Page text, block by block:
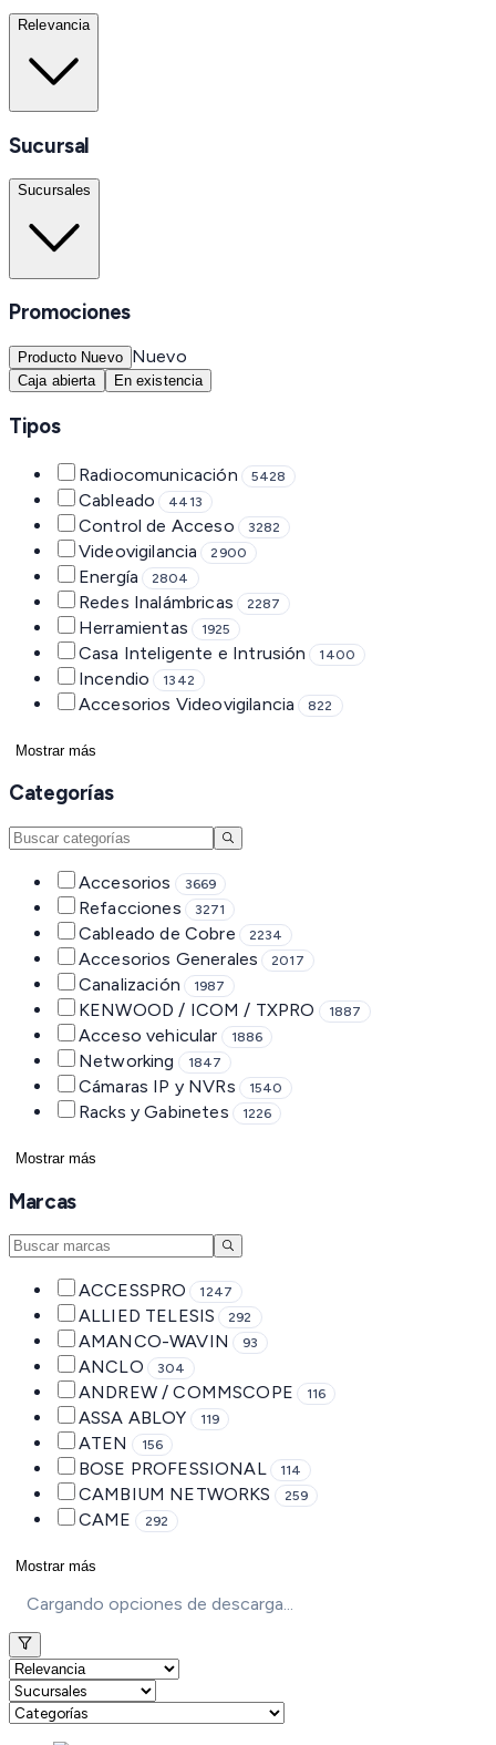
Relevancia
Sucursal
Sucursales
Promociones
Producto Nuevo Nuevo
Caja abierta En existencia
Tipos
Radiocomunicación 5428
Cableado 4413
Control de Acceso 3282
Videovigilancia 2900
Energía 2804
Redes Inalámbricas 2287
Herramientas 1925
Casa Inteligente e Intrusión 1400
Incendio 1342
Accesorios Videovigilancia 822
Mostrar más
Categorías
Accesorios 3669
Refacciones 3271
Cableado de Cobre 2234
Accesorios Generales 2017
Canalización 1987
KENWOOD / ICOM / TXPRO 1887
Acceso vehicular 1886
Networking 1847
Cámaras IP y NVRs 1540
Racks y Gabinetes 1226
Mostrar más
Marcas
ACCESSPRO 1247
ALLIED TELESIS 292
AMANCO-WAVIN 93
ANCLO 304
ANDREW / COMMSCOPE 116
ASSA ABLOY 119
ATEN 156
BOSE PROFESSIONAL 114
CAMBIUM NETWORKS 259
CAME 292
Mostrar más
Cargando opciones de descarga...